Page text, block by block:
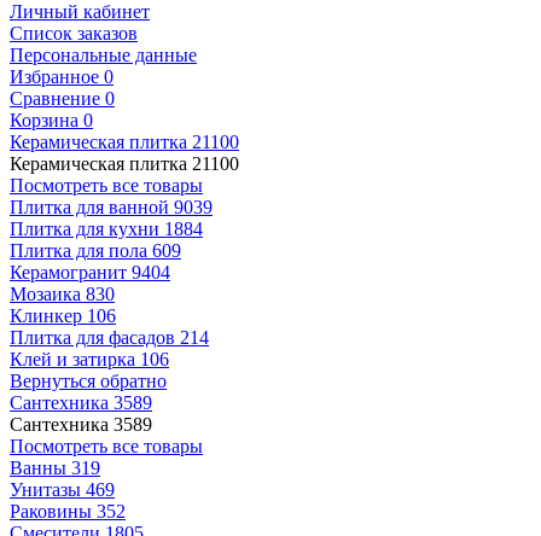
Личный кабинет
Список заказов
Персональные данные
Избранное 0
Сравнение 0
Корзина 0
Керамическая плитка 21100
Керамическая плитка 21100
Посмотреть все товары
Плитка для ванной 9039
Плитка для кухни 1884
Плитка для пола 609
Керамогранит 9404
Мозаика 830
Клинкер 106
Плитка для фасадов 214
Клей и затирка 106
Вернуться обратно
Сантехника 3589
Сантехника 3589
Посмотреть все товары
Ванны 319
Унитазы 469
Раковины 352